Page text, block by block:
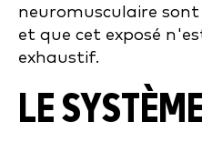
neuromusculaire
et que cet exposé
exhaustif.
LE